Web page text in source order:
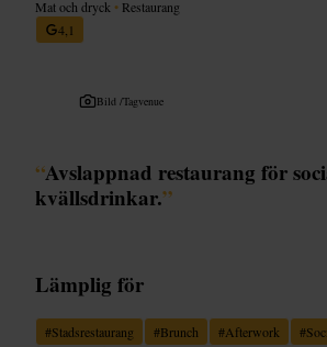
Mat och dryck • Restaurang
4,1
Bild /Tagvenue
“Avslappnad restaurang för
kvällsdrinkar.”
Lämplig för
#Stadsrestaurang #Brunch #Afterwork #